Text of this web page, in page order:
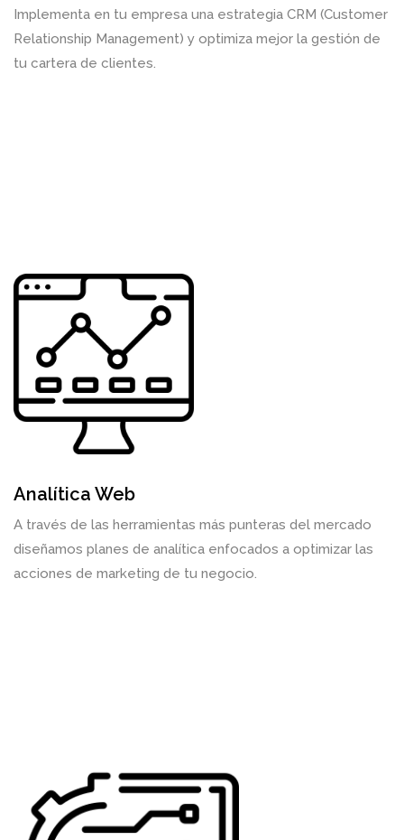
Implementa en tu empresa una estrategia CRM (Customer
Relationship Management) y optimiza mejor la gestión de
tu cartera de clientes.
Analítica Web
A través de las herramientas más punteras del mercado
diseñamos planes de analítica enfocados a optimizar las
acciones de marketing de tu negocio.